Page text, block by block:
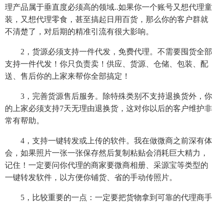
理产品属于垂直度必须高的领域..如果你一个账号又想代理童
装，又想代理零食，甚至搞起日用百货，那么你的客户群就
不清楚了，对后期的精准引流有很大影响。
2，货源必须支持一件代发，免费代理。不需要囤货全部
支持一件代发！你只负责卖！供应、货源、仓储、包装、配
送、售后你的上家来帮你全部搞定！
3，完善货源售后服务。除特殊类别不支持退换货外，你
的上家必须支持7天无理由退换货，这对你以后的客户维护非
常有帮助。
4，支持一键转发或上传的软件。我在做微商之前深有体
会，如果照片一张一张保存然后复制粘贴会消耗巨大精力，
记住！一定要问你代理的商家要微商相册、采源宝等类型的
一键转发软件，以方便你铺货、省的手动传照片。
5，比较重要的一点：一定要把货物拿到可靠的代理商手